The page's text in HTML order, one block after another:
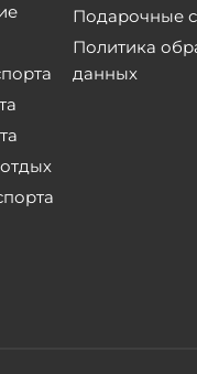
Подарочные
Политика
данных